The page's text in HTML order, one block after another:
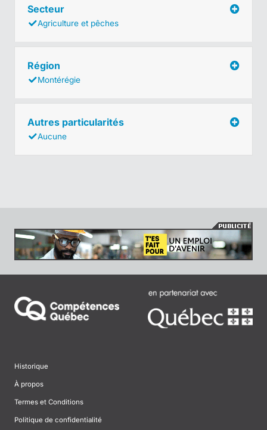
Secteur
Agriculture et pêches
Région
Montérégie
Autres particularités
Aucune
Historique
À propos
Termes et Conditions
Politique de confidentialité